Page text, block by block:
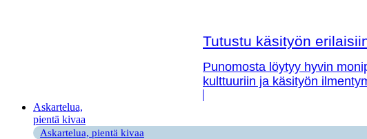
Tutustu käsityön
Punomosta löytyy hyvin
kulttuuriin ja käsityön
Askartelua,
pientä kivaa
Askartelua, pientä kivaa